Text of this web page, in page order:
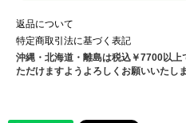
返品について
特定商取引法に基づく表記
沖縄・北海道・離島は税込￥7700以
ただけますようよろしくお願いいたしま